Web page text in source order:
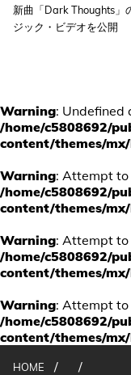
新曲「Dark Thoughts」
ジック・ビデオを公開
Warning: Undefined
/home/c5808692/
content/themes/
Warning: Attempt
/home/c5808692/
content/themes/
Warning: Attempt
/home/c5808692/
content/themes/
Warning: Attempt
/home/c5808692/
content/themes/
HOME / /